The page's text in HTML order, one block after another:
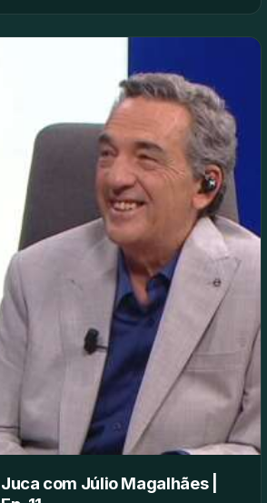
Juca com Júlio Magalhães |